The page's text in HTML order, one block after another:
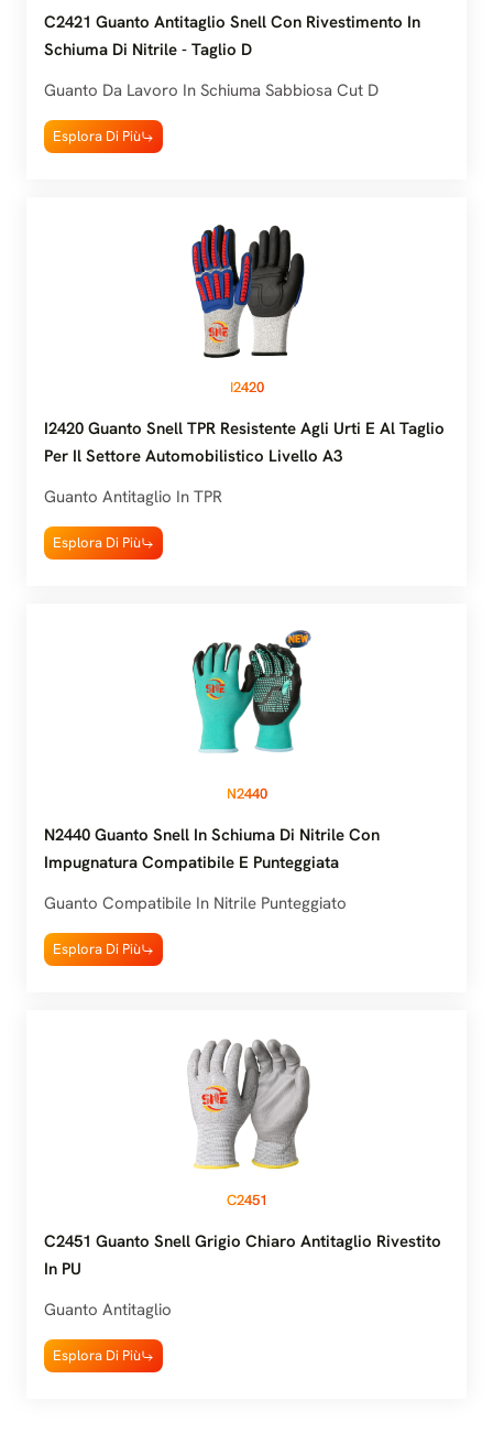
C2421 Guanto Antitaglio Snell Con Rivestimento In
Schiuma Di Nitrile - Taglio D
Guanto Da Lavoro In Schiuma Sabbiosa Cut D
Esplora Di Più
I2420
I2420 Guanto Snell TPR Resistente Agli Urti E Al Taglio
Per Il Settore Automobilistico Livello A3
Guanto Antitaglio In TPR
Esplora Di Più
N2440
N2440 Guanto Snell In Schiuma Di Nitrile Con
Impugnatura Compatibile E Punteggiata
Guanto Compatibile In Nitrile Punteggiato
Esplora Di Più
C2451
C2451 Guanto Snell Grigio Chiaro Antitaglio Rivestito
In PU
Guanto Antitaglio
Esplora Di Più